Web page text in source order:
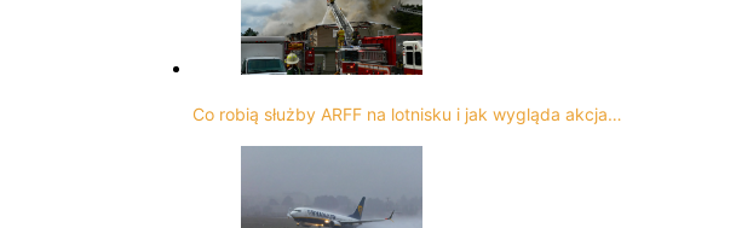
Co robią służby ARFF na lotnisku i jak wygląda akcja…